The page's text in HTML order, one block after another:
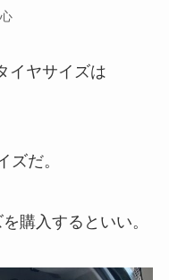
イヤサイズは
ズだ。
購入するといい。